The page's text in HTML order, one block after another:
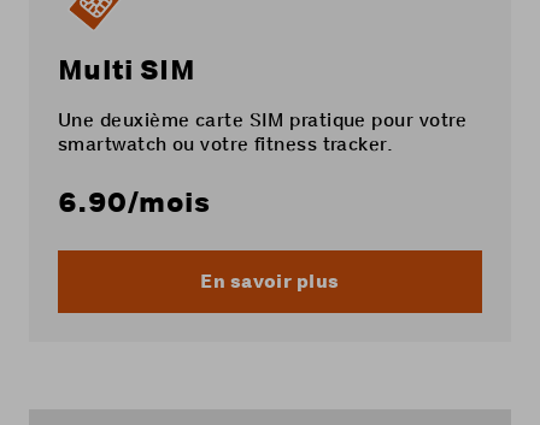
Multi SIM
Une deuxième carte SIM pratique pour votre
smartwatch ou votre fitness tracker.
6.90/mois
En savoir plus